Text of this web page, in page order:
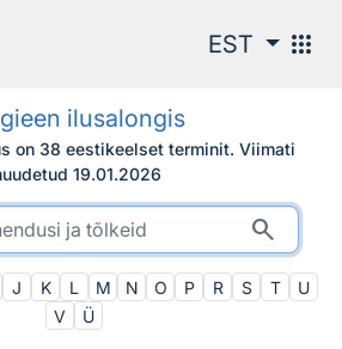
EST apps
ilusalongis
on 38 eestikeelset terminit. Viimati
19.01.2026
search
J K L M N O P R S T
U
V
Ü